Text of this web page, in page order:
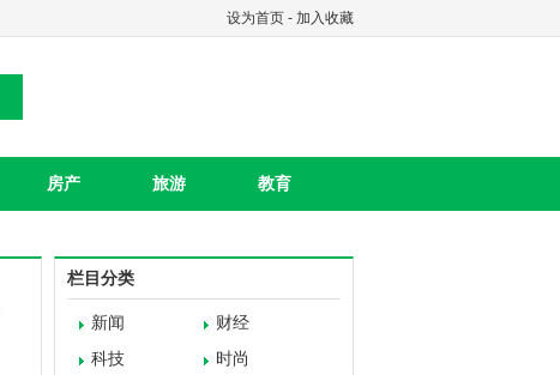
设为首页 - 加入收藏
房产 旅游 教育
栏目分类
新闻
财经
科技
时尚